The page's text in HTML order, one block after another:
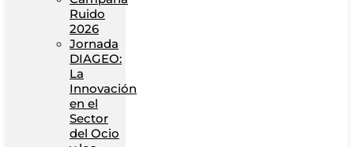
Ruido
2026
Jornada
DIAGEO:
La
Innovación
en el
Sector
del Ocio